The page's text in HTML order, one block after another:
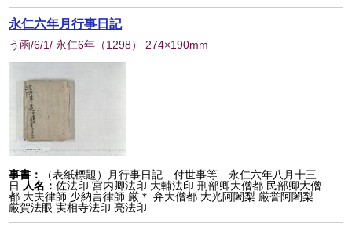
永仁六年月行事日記
う函/6/1/ 永仁6年 （1298） 274×190mm
事書：
（表紙標題）月行事日記 付世事等 永仁六年八月十三
日 人名：佐法印 宮内卿法印 大輔法印 刑部卿大僧都 民部卿大僧
都 大夫律師 少納言律師 厳＊ 弁大僧都 大光阿闍梨 厳誉阿闍梨
厳賀法眼 実相寺法印 亮法印...